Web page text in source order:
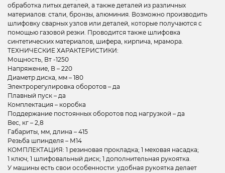
обработка литых деталей, а также деталей из различных
материалов: стали, бронзы, алюминия. Возможно производить
шлифовку сварных узлов или деталей, которые получаются с
помощью газовой резки. Проводится также шлифовка
синтетических материалов, шифера, кирпича, мрамора.
ТЕХНИЧЕСКИЕ ХАРАКТЕРИСТИКИ:
Мощность, Вт -1250
Напряжение, В – 220
Диаметр диска, мм – 180
Электрорегулировка оборотов – да
Плавный пуск – да
Комплектация – коробка
Поддержание постоянных оборотов под нагрузкой – да
Вес, кг – 2,8
Габариты, мм, длина – 415
Резьба шпинделя – М14
КОМПЛЕКТАЦИЯ: 1 резиновая прокладка; 1 меховая насадка;
1 ключ; 1 шлифовальный диск; 1 дополнительная рукоятка.
У машины есть свои особенности: удобная рукоятка делает